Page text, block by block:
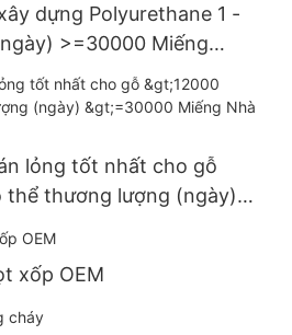
dựng Polyurethane 1 -
>=30000 Miếng
la Mỹ
lỏng tốt nhất cho gỗ
thể thương lượng (ngày)
xuất tại Hoa Kỳ 72
xốp OEM